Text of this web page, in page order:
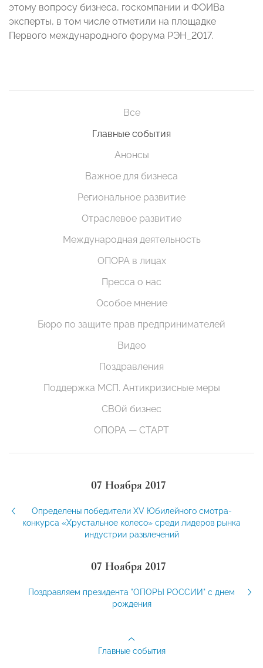
этому вопросу бизнеса, госкомпании и ФОИВа
эксперты, в том числе отметили на площадке
Первого международного форума РЭН_2017.
Все
Главные события
Анонсы
Важное для бизнеса
Региональное развитие
Отраслевое развитие
Международная деятельность
ОПОРА в лицах
Пресса о нас
Особое мнение
Бюро по защите прав предпринимателей
Видео
Поздравления
Поддержка МСП. Антикризисные меры
СВОй бизнес
ОПОРА — СТАРТ
07 Ноября 2017
Определены победители XV Юбилейного смотра-
конкурса «Хрустальное колесо» среди лидеров рынка
индустрии развлечений
07 Ноября 2017
Поздравляем президента "ОПОРЫ РОССИИ" с днем
рождения
Главные события